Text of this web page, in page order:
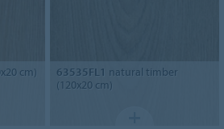
cm) 63535FL1 natural timber
(120x20 cm)